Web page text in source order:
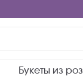
Букеты из роз